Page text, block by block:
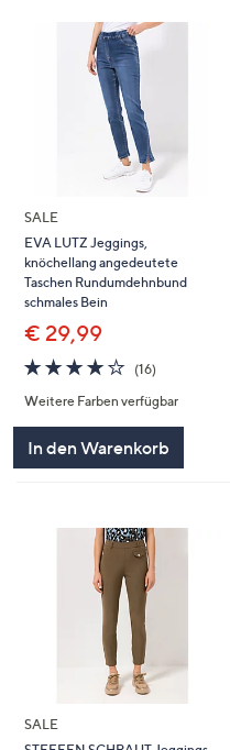
SALE
EVA LUTZ Jeggings,
knöchellang angedeutete
Taschen Rundumdehnbund
schmales Bein
€ 29,99
3.9
von
5
(16)16
Weitere Farben verfügbar
In den Warenkorb
SALE